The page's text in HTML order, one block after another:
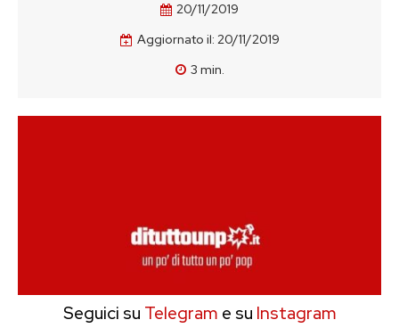
20/11/2019
Aggiornato il: 20/11/2019
3 min.
Seguici su Telegram e su Instagram